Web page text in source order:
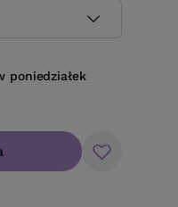
poniedziałek